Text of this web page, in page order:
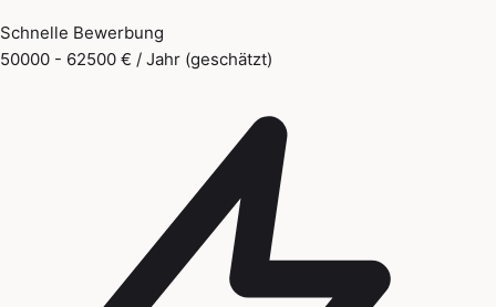
Schnelle Bewerbung
50000 - 62500 € / Jahr (geschätzt)